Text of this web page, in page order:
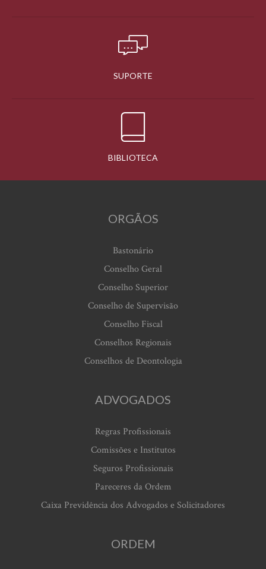
SUPORTE
BIBLIOTECA
ORGÃOS
Bastonário
Conselho Geral
Conselho Superior
Conselho de Supervisão
Conselho Fiscal
Conselhos Regionais
Conselhos de Deontologia
ADVOGADOS
Regras Profissionais
Comissões e Institutos
Seguros Profissionais
Pareceres da Ordem
Caixa Previdência dos Advogados e Solicitadores
ORDEM